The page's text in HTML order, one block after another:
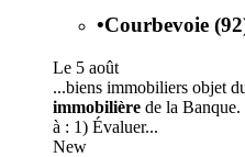
•Courbevoie
Le 5 août
...biens immobiliers objet
immobilière de la Banque.
à : 1) Évaluer...
New